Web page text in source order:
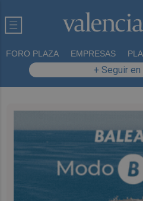
FORO PLAZA EMPRESAS
+ Seguir en